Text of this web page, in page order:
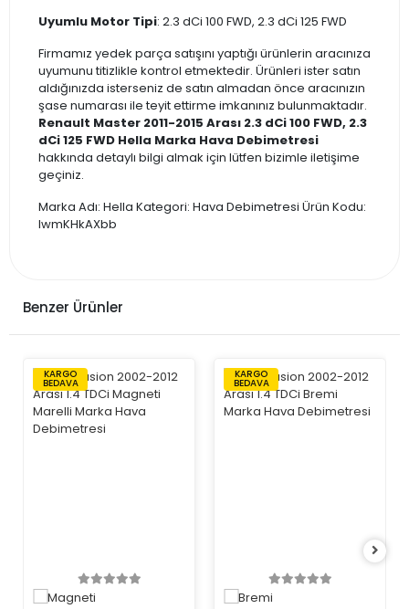
Uyumlu Motor Tipi: 2.3 dCi 100 FWD, 2.3 dCi 125 FWD
Firmamız yedek parça satışını yaptığı ürünlerin aracınıza
uyumunu titizlikle kontrol etmektedir. Ürünleri ister satın
aldığınızda isterseniz de satın almadan önce aracınızın
şase numarası ile teyit ettirme imkanınız bulunmaktadır.
Renault Master 2011-2015 Arası 2.3 dCi 100 FWD, 2.3
dCi 125 FWD Hella Marka Hava Debimetresi
hakkında detaylı bilgi almak için lütfen bizimle iletişime
geçiniz.
Marka Adı: Hella Kategori: Hava Debimetresi Ürün Kodu:
IwmKHkAXbb
Benzer Ürünler
KARGO
BEDAVA
KARGO
BEDAVA